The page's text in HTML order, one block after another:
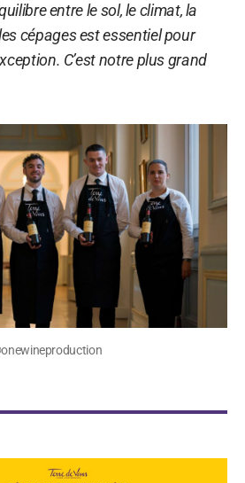
entre le sol, le climat, la
cépages est essentiel pour
C’est notre plus grand